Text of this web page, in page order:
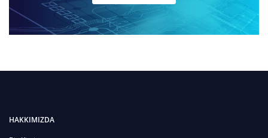
HAKKIMIZDA